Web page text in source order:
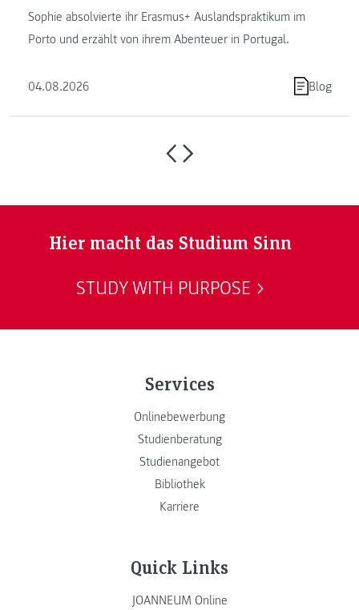
Sophie absolvierte ihr Erasmus+ Auslandspraktikum im
Porto und erzählt von ihrem Abenteuer in Portugal.
04.08.2026 Blog
Hier macht das Studium Sinn
STUDY WITH PURPOSE
Services
Onlinebewerbung
Studienberatung
Studienangebot
Bibliothek
Karriere
Quick Links
JOANNEUM Online